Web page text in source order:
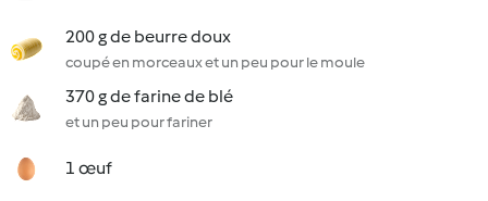
200 g de beurre doux
coupé en morceaux et un peu pour le moule
370 g de farine de blé
et un peu pour fariner
1 œuf